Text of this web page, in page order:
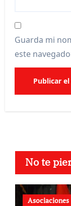
Guarda mi
este
No te
Asociaciones